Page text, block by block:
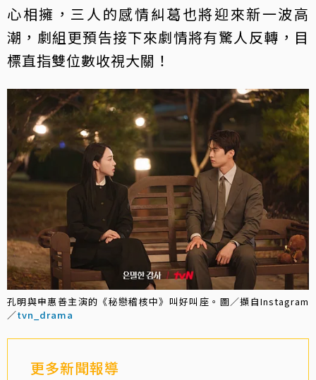
心相擁，三人的感情糾葛也將迎來新一波高
潮，劇組更預告接下來劇情將有驚人反轉，目
標直指雙位數收視大關！
孔明與申惠善主演的《秘戀稽核中》叫好叫座。圖／擷自Instagram
／tvn_drama
更多新聞報導